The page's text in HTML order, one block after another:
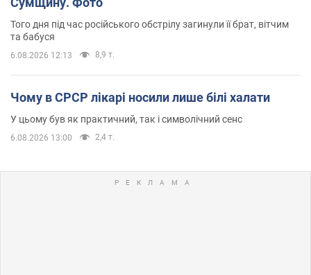
Того дня під час російського обстрілу загинули її брат, вітчим
та бабуся
6.08.2026 12:13 8,9 т.
Чому в СРСР лікарі носили лише білі халати
У цьому був як практичний, так і символічний сенс
6.08.2026 13:00 2,4 т.